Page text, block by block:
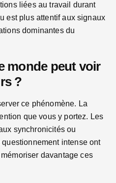
liées au travail durant
est plus attentif aux signaux
dominantes du
monde peut voir
?
ce phénomène. La
que vous y portez. Les
synchronicités ou
intense ont
davantage ces